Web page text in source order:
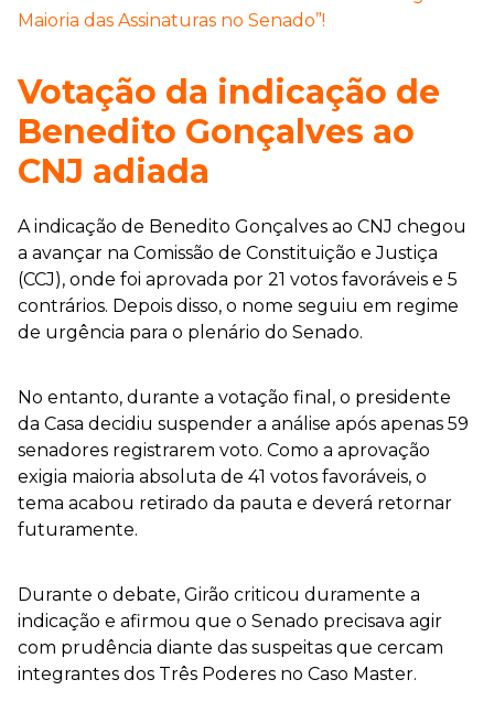
Maioria das Assinaturas no Senado”!
Votação da indicação de
Benedito Gonçalves ao
CNJ adiada
A indicação de Benedito Gonçalves ao CNJ chegou
a avançar na Comissão de Constituição e Justiça
(CCJ), onde foi aprovada por 21 votos favoráveis e 5
contrários. Depois disso, o nome seguiu em regime
de urgência para o plenário do Senado.
No entanto, durante a votação final, o presidente
da Casa decidiu suspender a análise após apenas 59
senadores registrarem voto. Como a aprovação
exigia maioria absoluta de 41 votos favoráveis, o
tema acabou retirado da pauta e deverá retornar
futuramente.
Durante o debate, Girão criticou duramente a
indicação e afirmou que o Senado precisava agir
com prudência diante das suspeitas que cercam
integrantes dos Três Poderes no Caso Master.